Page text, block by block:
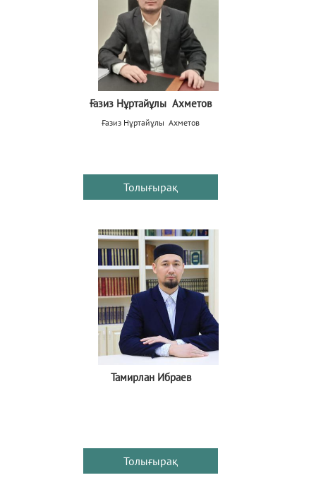
Ғазиз Нұртайұлы Ахметов
Ғазиз Нұртайұлы Ахметов
Толығырақ
Тамирлан Ибраев
Толығырақ